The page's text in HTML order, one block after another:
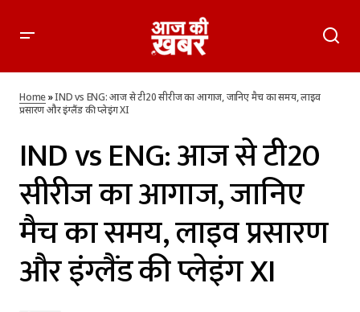
लाइव प्रसारण और इंग्लैंड की प्लेइंग XI
Home»IND vs ENG: आज से टी20 सीरीज का आगाज, जानिए मैच का समय, लाइव
प्रसारण और इंग्लैंड की प्लेइंग XI
IND vs ENG: आज से टी20
सीरीज का आगाज, जानिए
मैच का समय, लाइव प्रसारण
और इंग्लैंड की प्लेइंग XI